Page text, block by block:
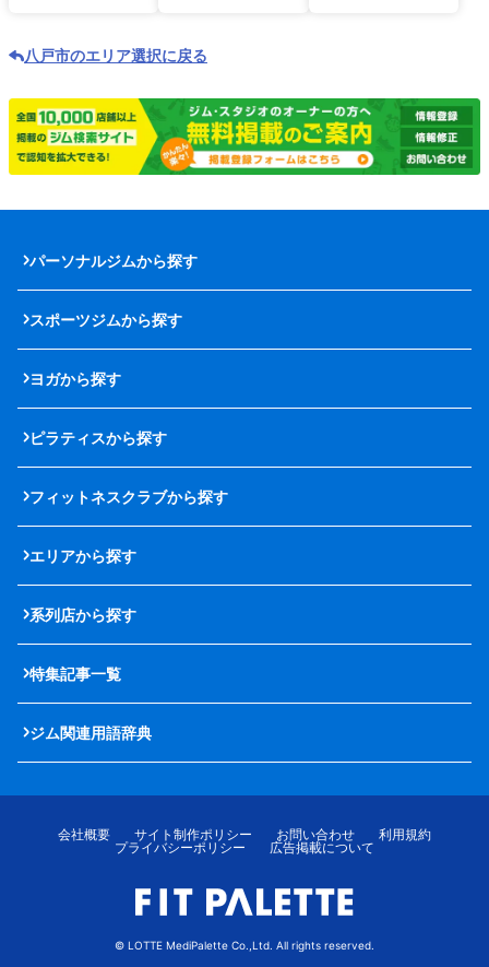
八戸市のエリア選択に戻る
パーソナルジムから探す
スポーツジムから探す
ヨガから探す
ピラティスから探す
フィットネスクラブから探す
エリアから探す
系列店から探す
特集記事一覧
ジム関連用語辞典
会社概要 サイト制作ポリシー お問い合わせ
利用規約
プライバシーポリシー
広告掲載について
© LOTTE MediPalette Co.,Ltd. All rights reserved.